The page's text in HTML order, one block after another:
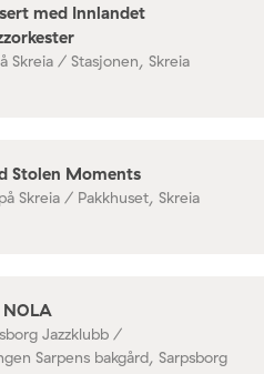
med Innlandet
Skreia / Stasjonen, Skreia
Stolen Moments
Skreia / Pakkhuset, Skreia
Jazzklubb /
Sarpens bakgård, Sarpsborg